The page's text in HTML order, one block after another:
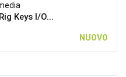
Keys I/O...
NUOVO